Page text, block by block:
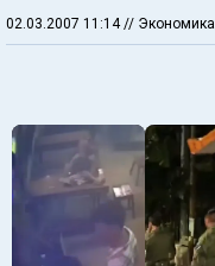
02.03.2007 11:14 // Экономика